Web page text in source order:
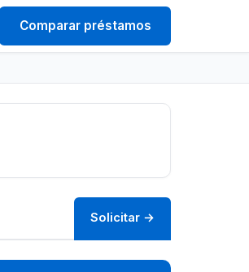
Comparar préstamos
Solicitar →